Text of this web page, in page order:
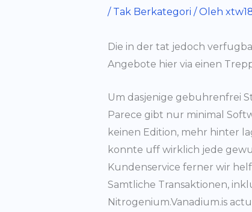
/ Tak Berkategori / Oleh
Die in der tat jedoch
Angebote hier via einen
Um dasjenige gebuhrenfrei
Parece gibt nur minimal
keinen Edition, mehr hinter
konnte uff wirklich jede
Kundenservice ferner wir
Samtliche Transaktionen,
Nitrogenium.Vanadium.is